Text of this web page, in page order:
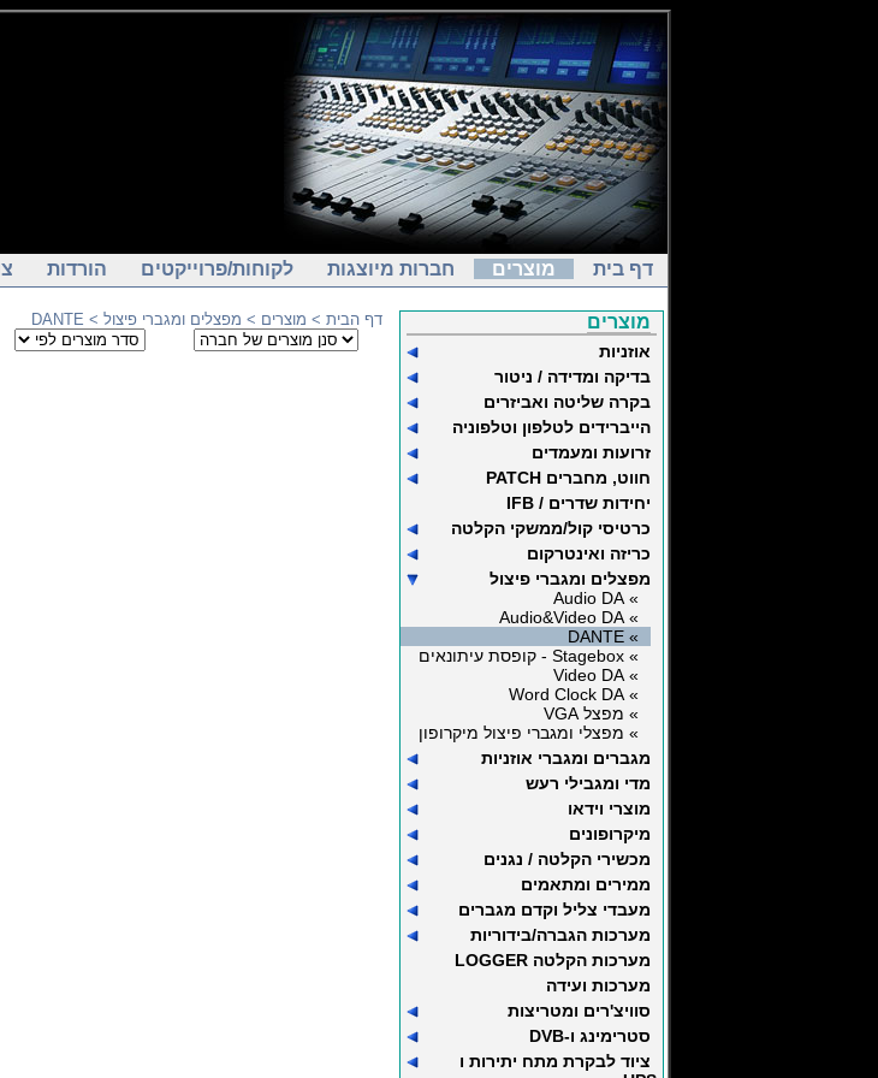
דף בית מוצרים חברות מיוצגות לקוחות/פרוייקטים הורדות
מוצרים
אוזניות
בדיקה ומדידה / ניטור
בקרה שליטה ואביזרים
הייברידים לטלפון וטלפוניה
זרועות ומעמדים
חווט, מחברים PATCH
יחידות שדרים / IFB
כרטיסי קול/ממשקי הקלטה
כריזה ואינטרקום
מפצלים ומגברי פיצול
» Audio DA
» Audio&Video DA
» DANTE
» Stagebox - קופסת עיתונאים
» Video DA
» Word Clock DA
» מפצל VGA
» מפצלי ומגברי פיצול מיקרופון
מגברים ומגברי אוזניות
מדי ומגבילי רעש
מוצרי וידאו
מיקרופונים
מכשירי הקלטה / נגנים
ממירים ומתאמים
מעבדי צליל וקדם מגברים
מערכות הגברה/בידוריות
מערכות הקלטה LOGGER
מערכות ועידה
סוויצ'רים ומטריצות
סטרימינג ו-DVB
ציוד לבקרת מתח יתירות ו
דף הבית > מוצרים > מפצלים ומגברי פיצול > DANTE